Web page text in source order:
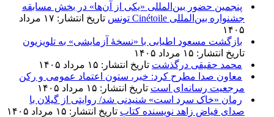
پنجمین حضور بین‌المللی «یکی از آن‌ها» در بخش مسابقه
جشنواره بین‌المللی Cinétoile تونس
تاریخ انتشار: ۱۷ مرداد
۱۴۰۵
بازگشت مسعود اطیابی با «نسخهٔ آزمایشی» به تلویزیون
تاریخ انتشار: ۱۵ مرداد ۱۴۰۵
محمد حقیقی درگذشت تاریخ انتشار: ۱۵ مرداد ۱۴۰۵
معاون صدا مطرح کرد: خبر، ستون اعتماد عمومی و رکن
مرجعیت رسانه‌ای است تاریخ انتشار: ۱۵ مرداد ۱۴۰۵
رمان «خاک سرد است» شنیدنی شد/ روایتی از گیلان با
صدای فیاض زاهد نویسنده کتاب تاریخ انتشار: ۱۵ مرداد ۱۴۰۵